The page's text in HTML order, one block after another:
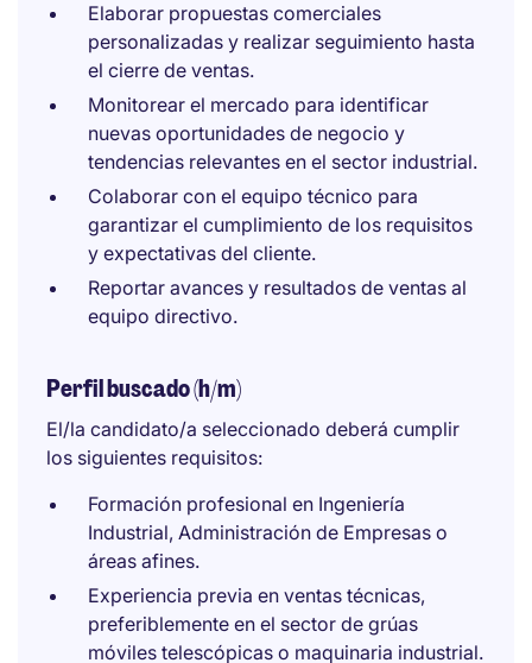
Elaborar propuestas comerciales
personalizadas y realizar seguimiento hasta
el cierre de ventas.
Monitorear el mercado para identificar
nuevas oportunidades de negocio y
tendencias relevantes en el sector industrial.
Colaborar con el equipo técnico para
garantizar el cumplimiento de los requisitos
y expectativas del cliente.
Reportar avances y resultados de ventas al
equipo directivo.
Perfil buscado (h/m)
El/la candidato/a seleccionado deberá cumplir
los siguientes requisitos:
Formación profesional en Ingeniería
Industrial, Administración de Empresas o
áreas afines.
Experiencia previa en ventas técnicas,
preferiblemente en el sector de grúas
móviles telescópicas o maquinaria industrial.